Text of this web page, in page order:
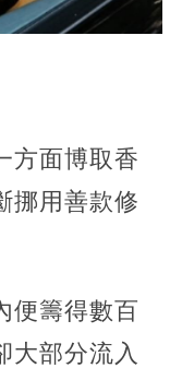
方面博取香
挪用善款修
便籌得數百
大部分流入